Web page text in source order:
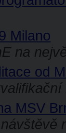
Milano
na
od
MSV